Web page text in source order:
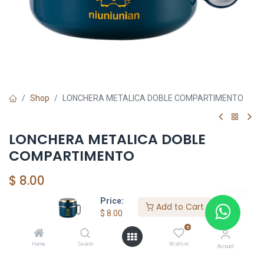
Price:
$ 8.00
Add to Cart
Home Search
0
Wishlist Account
Shop LONCHERA METALICA DOBLE COMPARTIMENTO
LONCHERA METALICA DOBLE
COMPARTIMENTO
$ 8.00
GENERICO